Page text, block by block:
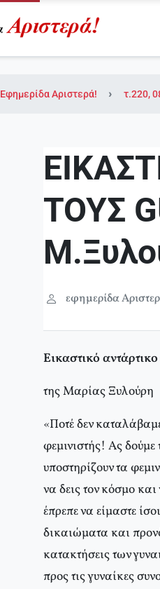
Εφημερίδα Αριστερά! τ.220,
ΤΟΥΣ
εφημερίδα
Eικαστικό
της Μαρίας Ξυλούρη
«Ποτέ δεν
φεμινιστής! Aς δούμε
υποστηρίζουν τα
να δεις τον κόσμο
έπρεπε να είμαστε
δικαιώματα και
κατακτήσεις των
προς τις γυναίκες